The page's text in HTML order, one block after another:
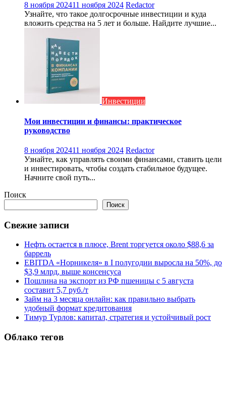
8 ноября 202411 ноября 2024 Redactor
Узнайте, что такое долгосрочные инвестиции и куда
вложить средства на 5 лет и больше. Найдите лучшие...
Инвестиции
Мои инвестиции и финансы: практическое
руководство
8 ноября 202411 ноября 2024 Redactor
Узнайте, как управлять своими финансами, ставить цели
и инвестировать, чтобы создать стабильное будущее.
Начните свой путь...
Поиск
Поиск
Свежие записи
Нефть остается в плюсе, Brent торгуется около $88,6 за
баррель
EBITDA «Норникеля» в I полугодии выросла на 50%, до
$3,9 млрд, выше консенсуса
Пошлина на экспорт из РФ пшеницы с 5 августа
составит 5,7 руб./т
Займ на 3 месяца онлайн: как правильно выбрать
удобный формат кредитования
Тимур Турлов: капитал, стратегия и устойчивый рост
Облако тегов